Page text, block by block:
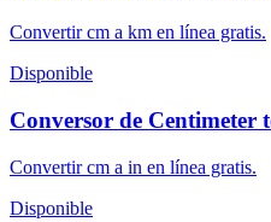
Convertir cm a km en línea gratis.
Disponible
Conversor de Centimeter
Convertir cm a in en línea gratis.
Disponible